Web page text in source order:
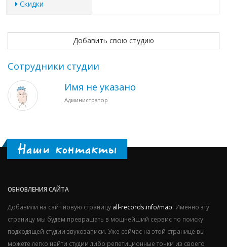
Скидки
Добавить свою студию
Сотрудники студии
Имя не указано
Администратор
Наши контакты
ОБНОВЛЕНИЯ САЙТА
Добавили на сайт новую страницу all-records.info/map. Именно эту
страницу мы будем превращать в мощнейший сервис по поиску
подходящей студии звукозаписи. Уже сейчас на этой странице вы
можете легко найти студии либо репетиционные точки из своего